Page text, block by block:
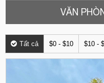
VĂN
Tất cả $0 - $10 $10 -